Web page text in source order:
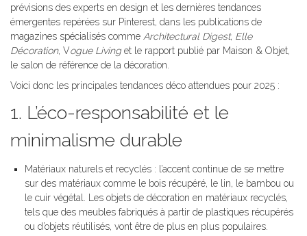
prévisions des experts en design et les dernières tendances
émergentes repérées sur Pinterest, dans les publications de
magazines spécialisés comme Architectural Digest, Elle
Décoration, Vogue Living et le rapport publié par Maison & Objet,
le salon de référence de la décoration.
Voici donc les principales tendances déco attendues pour 2025 :
1. L’éco-responsabilité et le
minimalisme durable
Matériaux naturels et recyclés : l’accent continue de se mettre
sur des matériaux comme le bois récupéré, le lin, le bambou ou
le cuir végétal. Les objets de décoration en matériaux recyclés,
tels que des meubles fabriqués à partir de plastiques récupérés
ou d’objets réutilisés, vont être de plus en plus populaires.